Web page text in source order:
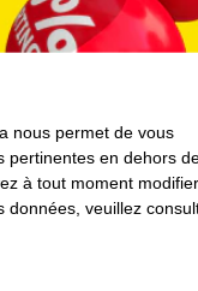
nous permet de vous
pertinentes en dehors
à tout moment
données, veuillez